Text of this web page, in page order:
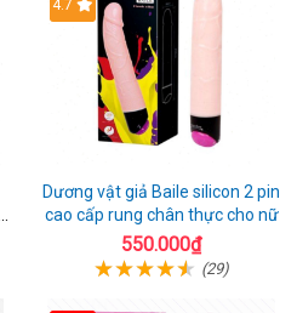
4.7
Dương vật giả Baile silicon 2 pin
cao cấp rung chân thực cho nữ
550.000₫
(29)